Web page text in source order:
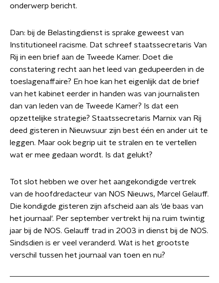
onderwerp bericht.
Dan: bij de Belastingdienst is sprake geweest van
Institutioneel racisme. Dat schreef staatssecretaris Van
Rij in een brief aan de Tweede Kamer. Doet die
constatering recht aan het leed van gedupeerden in de
toeslagenaffaire? En hoe kan het eigenlijk dat de brief
van het kabinet eerder in handen was van journalisten
dan van leden van de Tweede Kamer? Is dat een
opzettelijke strategie? Staatssecretaris Marnix van Rij
deed gisteren in Nieuwsuur zijn best één en ander uit te
leggen. Maar ook begrip uit te stralen en te vertellen
wat er mee gedaan wordt. Is dat gelukt?
Tot slot hebben we over het aangekondigde vertrek
van de hoofdredacteur van NOS Nieuws, Marcel Gelauff.
Die kondigde gisteren zijn afscheid aan als 'de baas van
het journaal'. Per september vertrekt hij na ruim twintig
jaar bij de NOS. Gelauff trad in 2003 in dienst bij de NOS.
Sindsdien is er veel veranderd. Wat is het grootste
verschil tussen het journaal van toen en nu?